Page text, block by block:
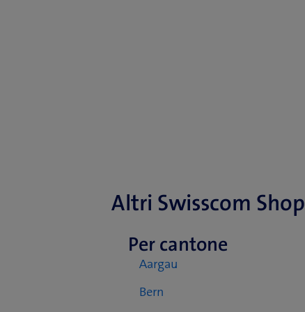
Altri Swisscom Shop
Per cantone
Aargau
Bern